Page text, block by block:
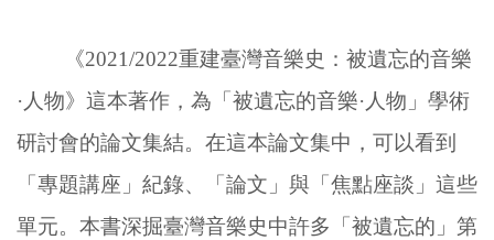
《2021/2022重建臺灣音樂史：被遺忘的音樂
·人物》這本著作，為「被遺忘的音樂·人物」學術
研討會的論文集結。在這本論文集中，可以看到
「專題講座」紀錄、「論文」與「焦點座談」這些
單元。本書深掘臺灣音樂史中許多「被遺忘的」第